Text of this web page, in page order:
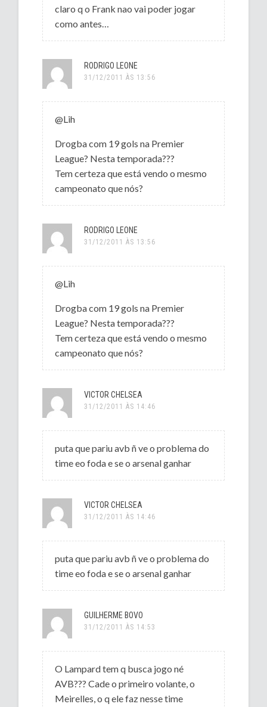
claro q o Frank nao vai poder jogar
como antes…
RODRIGO LEONE
31/12/2011 ÀS 13:56
@Lih
Drogba com 19 gols na Premier
League? Nesta temporada???
Tem certeza que está vendo o mesmo
campeonato que nós?
RODRIGO LEONE
31/12/2011 ÀS 13:56
@Lih
Drogba com 19 gols na Premier
League? Nesta temporada???
Tem certeza que está vendo o mesmo
campeonato que nós?
VICTOR CHELSEA
31/12/2011 ÀS 14:46
puta que pariu avb ñ ve o problema do
time eo foda e se o arsenal ganhar
VICTOR CHELSEA
31/12/2011 ÀS 14:46
puta que pariu avb ñ ve o problema do
time eo foda e se o arsenal ganhar
GUILHERME BOVO
31/12/2011 ÀS 14:53
O Lampard tem q busca jogo né
AVB??? Cade o primeiro volante, o
Meirelles, o q ele faz nesse time